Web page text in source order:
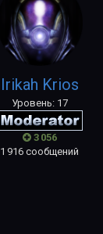
Irikah Krios
Уровень: 17
3 056
1 916 сообщений